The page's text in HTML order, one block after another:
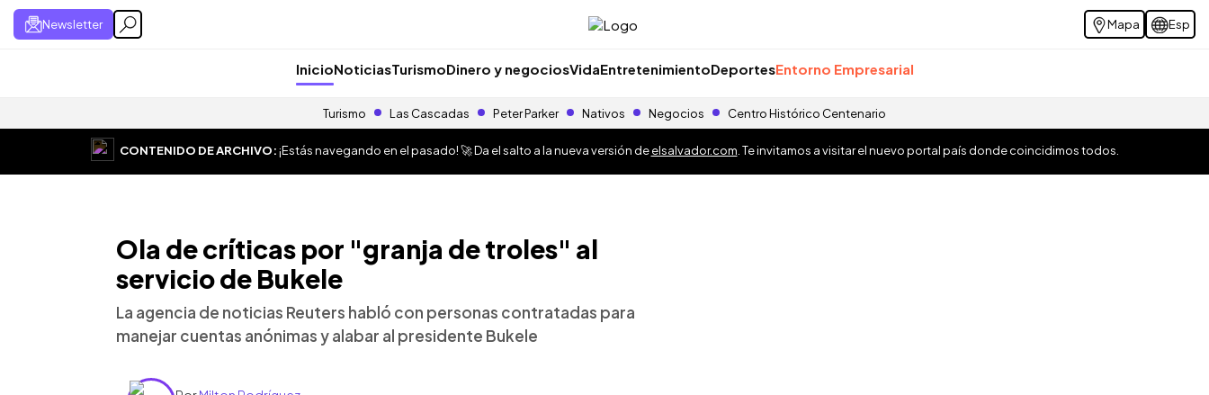
Newsletter Mapa Esp
InicioNoticiasTurismoDinero y negociosVidaEntretenimientoDeportesEntorno Empresarial
Turismo Las Cascadas Peter Parker Nativos Negocios Centro Histórico Centenario
CONTENIDO DE ARCHIVO:¡Estás navegando en el pasado! 🚀 Da el salto a la nueva versión deelsalvador.com . Te invitamos a visitar el nuevo portal país donde coincidimos todos.
Ola de críticas por "granja de troles" al
servicio de Bukele
La agencia de noticias Reuters habló con personas contratadas para
manejar cuentas anónimas y alabar al presidente Bukele